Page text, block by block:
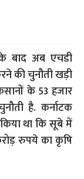
बाद अब एचडी
की चुनौती खड़ी
के 53 हजार
है. कर्नाटक
था कि सूबे में
रुपये का कृषि